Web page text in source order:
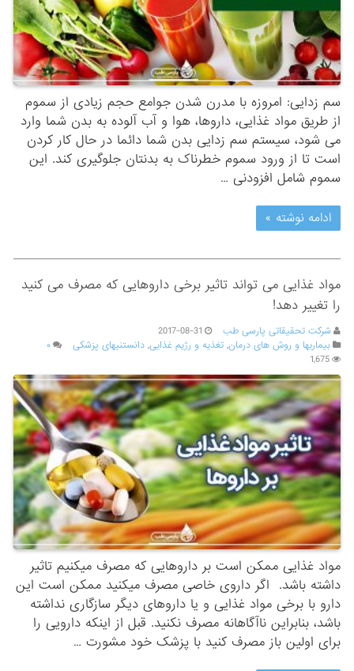
سم زدایی: امروزه با مدرن شدن جوامع حجم زیادی از سموم
از طریق مواد غذایی، داروها، هوا و آب آلوده به بدن شما وارد
می شود، سیستم سم زدایی بدن شما دائما در حال کار کردن
است تا از ورود سموم خطرناک به بدنتان جلوگیری کند. این
سموم شامل افزودنی …
ادامه نوشته »
مواد غذایی می تواند تاثیر برخی داروهایی که مصرف می کنید
را تغییر دهد!
شرکت تحقیقاتی پارسی طب
2017-08-31
بیماریها و روش های درمان,تغذیه و رژیم غذایی,دانستنیهای پزشکی
۰
1,675
مواد غذایی ممکن است بر داروهایی که مصرف میکنیم تاثیر
داشته باشد. اگر داروی خاصی مصرف میکنید ممکن است این
دارو با برخی مواد غذایی و یا داروهای دیگر سازگاری نداشته
باشد، بنابراین ناآگاهانه مصرف نکنید. قبل از اینکه دارویی را
برای اولین باز مصرف کنید با پزشک خود مشورت …